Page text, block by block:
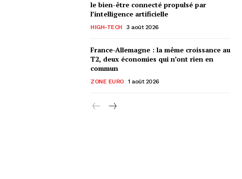
le bien-être connecté propulsé par
l’intelligence artificielle
HIGH-TECH 3 août 2026
France-Allemagne : la même croissance au
T2, deux économies qui n’ont rien en
commun
ZONE EURO 1 août 2026